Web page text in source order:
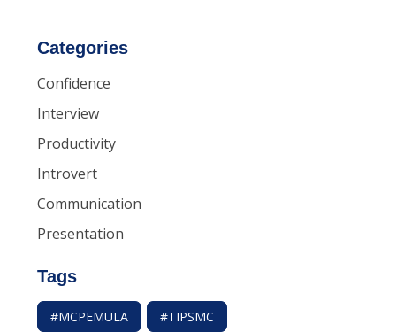
Categories
Confidence
Interview
Productivity
Introvert
Communication
Presentation
Tags
#MCPEMULA #TIPSMC